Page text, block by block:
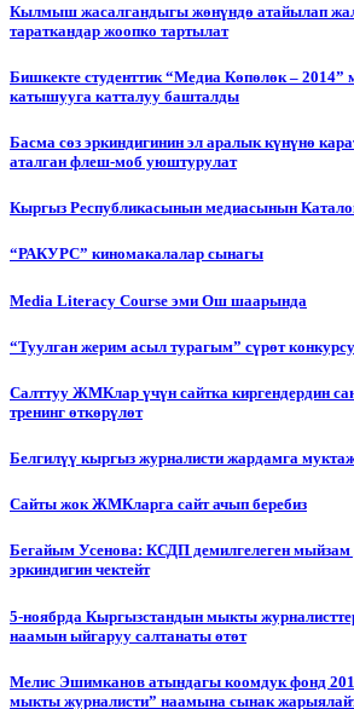
Кылмыш жасалгандыгы жөнүндө атайылап
тараткандар жоопко тартылат
Бишкекте студенттик “Медиа Көпөлөк – 2014”
катышууга катталуу башталды
Басма сөз эркиндигинин эл аралык күнүнө
аталган флеш-моб уюштурулат
Кыргыз Республикасынын медиасынын
“РАКУРС” киномакалалар сынагы
Media Literacy Сourse эми Ош шаарында
“Туулган жерим асыл турагым” сүрөт конкурсу
Салттуу ЖМКлар үчүн сайтка киргендердин
тренинг өткөрүлөт
Белгилүү кыргыз журналисти жардамга
Сайты жок ЖМКларга сайт ачып беребиз
Бегайым Усенова: КСДП демилгелеген мыйзам
эркиндигин чектейт
5-ноябрда Кыргызстандын мыкты
наамын ыйгаруу салтанаты өтөт
Мелис Эшимканов атындагы коомдук фонд
мыкты журналисти” наамына сынак